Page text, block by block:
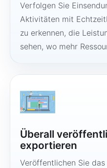
Verfolgen Sie
Aktivitäten mit
zu erkennen, die
sehen, wo mehr
Überall
exportieren
Veröffentlichen Sie